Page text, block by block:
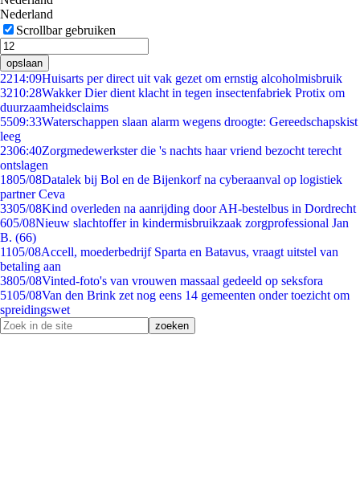
Nederland
Scrollbar gebruiken
opslaan
2214:09Huisarts per direct uit vak gezet om ernstig alcoholmisbruik
3210:28Wakker Dier dient klacht in tegen insectenfabriek Protix om
duurzaamheidsclaims
5509:33Waterschappen slaan alarm wegens droogte: Gereedschapskist
leeg
2306:40Zorgmedewerkster die 's nachts haar vriend bezocht terecht
ontslagen
1805/08Datalek bij Bol en de Bijenkorf na cyberaanval op logistiek
partner Ceva
3305/08Kind overleden na aanrijding door AH-bestelbus in Dordrecht
605/08Nieuw slachtoffer in kindermisbruikzaak zorgprofessional Jan
B. (66)
1105/08Accell, moederbedrijf Sparta en Batavus, vraagt uitstel van
betaling aan
3805/08Vinted-foto's van vrouwen massaal gedeeld op seksfora
5105/08Van den Brink zet nog eens 14 gemeenten onder toezicht om
spreidingswet